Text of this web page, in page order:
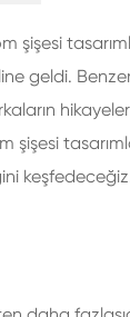
geldi.